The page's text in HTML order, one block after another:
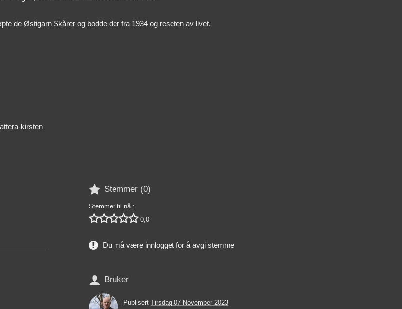
de Østigarn Skårer og bodde der fra 1934 og reseten av livet.
kirsten
 Stemmer (0)
Stemmer til nå :
 0,0
Du må være innlogget for å avgi stemme
 Bruker
Publisert Tirsdag 07 November 2023